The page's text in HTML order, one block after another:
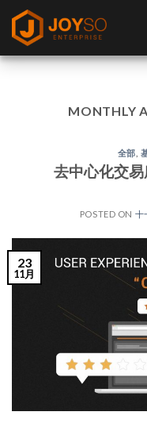
Skip
content
MONTHLY
全部
去中心化交
POSTED ON 十
23
11月